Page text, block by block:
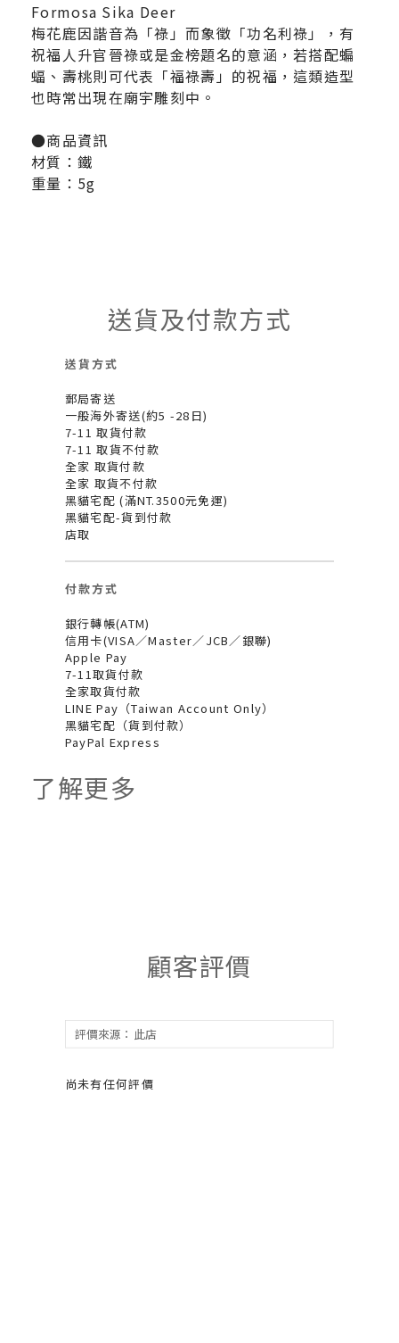
Formosa Sika Deer
梅花鹿因諧音為「祿」而象徵「功名利祿」，有
祝福人升官晉祿或是金榜題名的意涵，若搭配蝙
蝠、壽桃則可代表「福祿壽」的祝福，這類造型
也時常出現在廟宇雕刻中。
●商品資訊
材質：鐵
重量：5g
送貨及付款方式
送貨方式
郵局寄送
一般海外寄送(約5 -28日)
7-11 取貨付款
7-11 取貨不付款
全家 取貨付款
全家 取貨不付款
黑貓宅配 (滿NT.3500元免運)
黑貓宅配-貨到付款
店取
付款方式
銀行轉帳(ATM)
信用卡(VISA／Master／JCB／銀聯)
Apple Pay
7-11取貨付款
全家取貨付款
LINE Pay（Taiwan Account Only）
黑貓宅配（貨到付款）
PayPal Express
了解更多
顧客評價
尚未有任何評價